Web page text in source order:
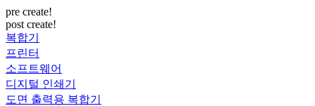
pre create!
post create!
복합기
프린터
소프트웨어
디지털 인쇄기
도면 출력용 복합기